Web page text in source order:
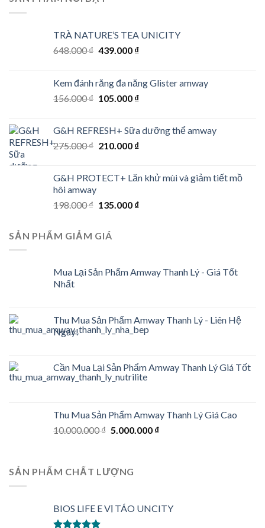
TRÀ NATURE’S TEA UNICITY
648.000₫ Original
648.000 ₫.
439.000 ₫Current
439.000 ₫.
Kem đánh răng đa năng Glister amway
156.000₫ Original
156.000 ₫.
105.000 ₫Current
105.000 ₫.
G&H REFRESH+ Sữa dưỡng thể amway
275.000₫ Original
275.000 ₫.
210.000 ₫Current
210.000 ₫.
G&H PROTECT+ Lăn khử mùi và giảm tiết mồ
hôi amway
198.000₫ Original
was:
198.000 ₫.
135.000 ₫Current
SẢN PHẨM GIẢM GIÁ
Mua Lại Sản Phẩm Amway Thanh Lý - Giá Tốt
Nhất
Thu Mua Sản Phẩm Amway Thanh Lý - Liên Hệ
Ngay!
Cần Mua Lại Sản Phẩm Amway Thanh Lý Giá Tốt
Thu Mua Sản Phẩm Amway Thanh Lý Giá Cao
10.000.000₫ Original
10.000.000 ₫.
5.000.000 ₫Current
SẢN PHẨM CHẤT LƯỢNG
BIOS LIFE E VỊ TÁO UNCITY